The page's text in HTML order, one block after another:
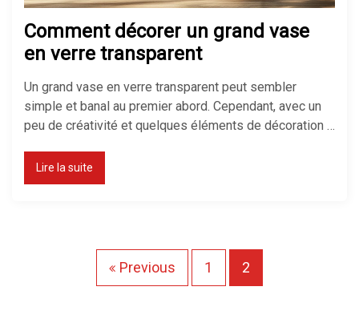
Comment décorer un grand vase
en verre transparent
Un grand vase en verre transparent peut sembler
simple et banal au premier abord. Cependant, avec un
peu de créativité et quelques éléments de décoration …
Lire la suite
Previous 1 2